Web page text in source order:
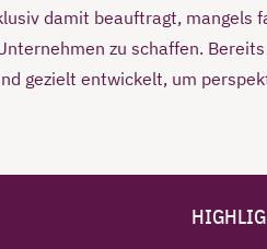
damit beauftragt, mangels
zu schaffen.
gezielt entwickelt, um